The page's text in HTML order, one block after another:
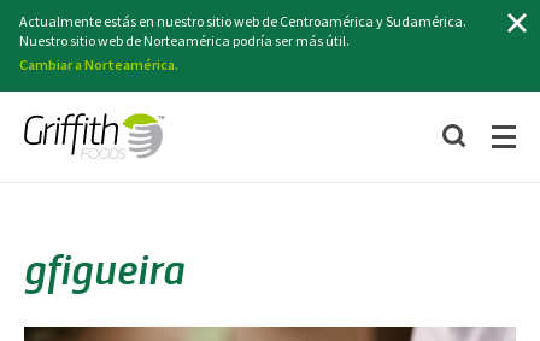
Actualmente estás en nuestro sitio web de Centroamérica y Sudamérica.
Nuestro sitio web de Norteamérica podría ser más útil.
Cambiar a Norteamérica.
gfigueira